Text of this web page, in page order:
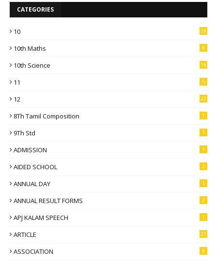
CATEGORIES
10 36
10th Maths 8
10th Science 16
11 5
12 22
8Th Tamil Composition 1
9Th Std 1
ADMISSION 1
AIDED SCHOOL 2
ANNUAL DAY 1
ANNUAL RESULT FORMS 2
APJ KALAM SPEECH 1
ARTICLE 21
ASSOCIATION 9